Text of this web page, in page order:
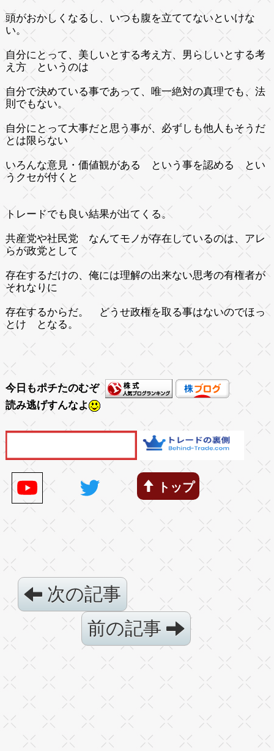
頭がおかしくなるし、いつも腹を立ててないといけな
い。
自分にとって、美しいとする考え方、男らしいとする考
え方 というのは
自分で決めている事であって、唯一絶対の真理でも、法
則でもない。
自分にとって大事だと思う事が、必ずしも他人もそうだ
とは限らない
いろんな意見・価値観がある という事を認める とい
うクセが付くと
トレードでも良い結果が出てくる。
共産党や社民党 なんてモノが存在しているのは、アレ
らが政党として
存在するだけの、俺には理解の出来ない思考の有権者が
それなりに
存在するからだ。 どうせ政権を取る事はないのでほっ
とけ となる。
今日もポチたのむぞ
読み逃げすんなよ
トップ
次の記事
前の記事